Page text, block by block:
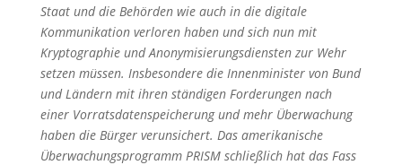
Staat und die Behörden wie auch in die digitale
Kommunikation verloren haben und sich nun mit
Kryptographie und Anonymisierungsdiensten zur Wehr
setzen müssen. Insbesondere die Innenminister von Bund
und Ländern mit ihren ständigen Forderungen nach
einer Vorratsdatenspeicherung und mehr Überwachung
haben die Bürger verunsichert. Das amerikanische
Überwachungsprogramm PRISM schließlich hat das Fass